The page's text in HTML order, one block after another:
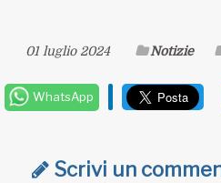
01 luglio 2024 Notizie
WhatsApp
Scrivi un